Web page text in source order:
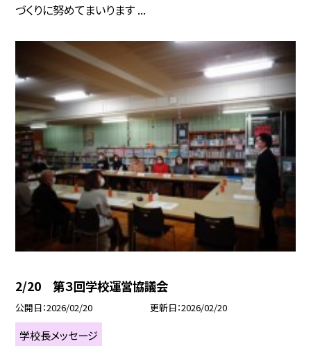
づくりに努めてまいります ...
2/20 第３回学校運営協議会
公開日 2026/02/20 更新日 2026/02/20
学校長メッセージ